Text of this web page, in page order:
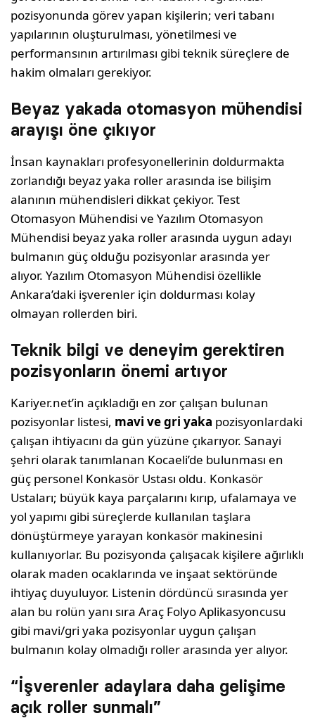
pozisyonunda görev yapan kişilerin; veri tabanı
yapılarının oluşturulması, yönetilmesi ve
performansının artırılması gibi teknik süreçlere de
hakim olmaları gerekiyor.
Beyaz yakada otomasyon mühendisi
arayışı öne çıkıyor
İnsan kaynakları profesyonellerinin doldurmakta
zorlandığı beyaz yaka roller arasında ise bilişim
alanının mühendisleri dikkat çekiyor. Test
Otomasyon Mühendisi ve Yazılım Otomasyon
Mühendisi beyaz yaka roller arasında uygun adayı
bulmanın güç olduğu pozisyonlar arasında yer
alıyor. Yazılım Otomasyon Mühendisi özellikle
Ankara’daki işverenler için doldurması kolay
olmayan rollerden biri.
Teknik bilgi ve deneyim gerektiren
pozisyonların önemi artıyor
Kariyer.net’in açıkladığı en zor çalışan bulunan
pozisyonlar listesi, mavi ve gri yaka pozisyonlardaki
çalışan ihtiyacını da gün yüzüne çıkarıyor. Sanayi
şehri olarak tanımlanan Kocaeli’de bulunması en
güç personel Konkasör Ustası oldu. Konkasör
Ustaları; büyük kaya parçalarını kırıp, ufalamaya ve
yol yapımı gibi süreçlerde kullanılan taşlara
dönüştürmeye yarayan konkasör makinesini
kullanıyorlar. Bu pozisyonda çalışacak kişilere ağırlıklı
olarak maden ocaklarında ve inşaat sektöründe
ihtiyaç duyuluyor. Listenin dördüncü sırasında yer
alan bu rolün yanı sıra Araç Folyo Aplikasyoncusu
gibi mavi/gri yaka pozisyonlar uygun çalışan
bulmanın kolay olmadığı roller arasında yer alıyor.
“İşverenler adaylara daha gelişime
açık roller sunmalı”